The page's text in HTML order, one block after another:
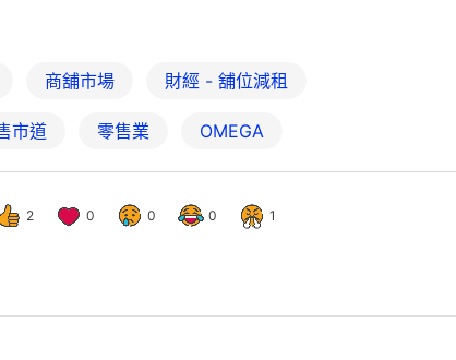
商舖市場 財經 - 舖位減租
市道 零售業 OMEGA
2 0 0 0 1